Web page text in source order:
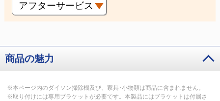
アフターサービス
商品の魅力
※本ページ内のダイソン掃除機及び、家具･小物類は商品に含まれません。
※取り付けには専用ブラケットが必要です。本製品にはブラケットは付属さ